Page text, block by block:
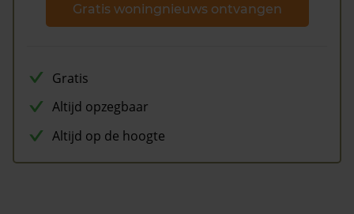
Gratis woningnieuws ontvangen
Gratis
Altijd opzegbaar
Altijd op de hoogte